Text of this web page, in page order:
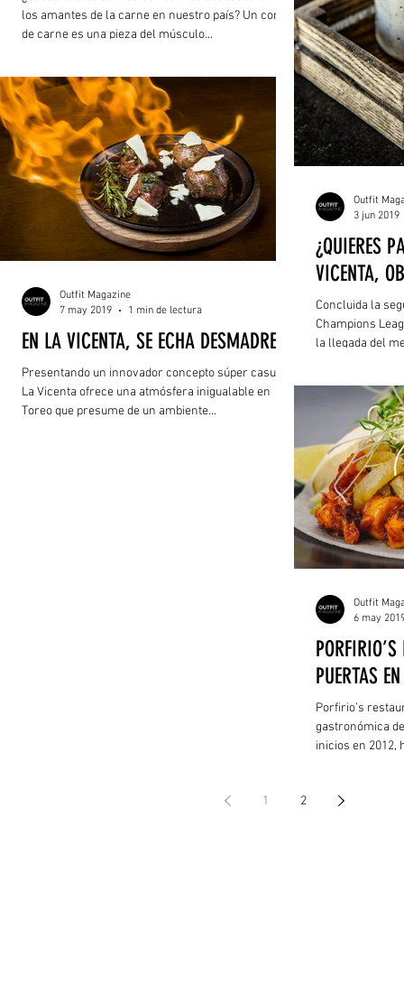
los amantes de la carne en nuestro país? Un corte
de carne es una pieza del músculo...
¿QUIERES
VICENTA,
Concluida la
Champions
la llegada del
Outfit
3 jun 2019
EN LA VICENTA, SE ECHA DESMADRE
Presentando un innovador concepto súper casual,
La Vicenta ofrece una atmósfera inigualable en
Toreo que presume de un ambiente...
Outfit Magazine
7 may 2019
1 min de lectura
PUERTAS
Porfirio’s
gastronómica
inicios en 2012,
Outfit
6 may
1 2